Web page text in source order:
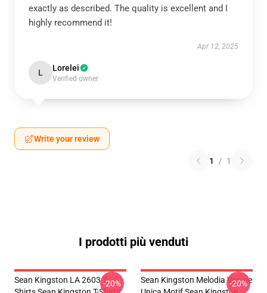
exactly as described. The quality is excellent and I
highly recommend it!
Apr 12, 2025
L Lorelei
Verified owner
Write your review
1 / 1
I prodotti più venduti
Sean Kingston LA 2603 T--20%
Sean Kingston Melodia Vocale
-20%